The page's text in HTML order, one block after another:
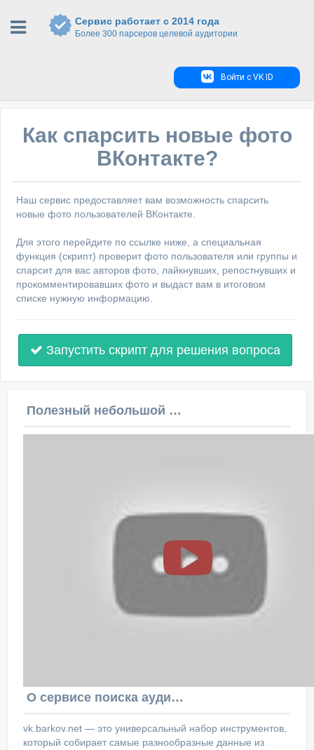
Сервис работает с 2014 года
Более 300 парсеров целевой аудитории
Войти с VK ID
Как спарсить новые фото
ВКонтакте?
Наш сервис предоставляет вам возможность спарсить
новые фото пользователей ВКонтакте.
Для этого перейдите по ссылке ниже, а специальная
функция (скрипт) проверит фото пользователя или группы и
спарсит для вас авторов фото, лайкнувших, репостнувших и
прокомментировавших фото и выдаст вам в итоговом
списке нужную информацию.
Запустить скрипт для решения вопроса
Полезный небольшой видеоурок по этой теме
О сервисе поиска аудитории ВКонтакте
vk.barkov.net — это универсальный набор инструментов,
который собирает самые разнообразные данные из